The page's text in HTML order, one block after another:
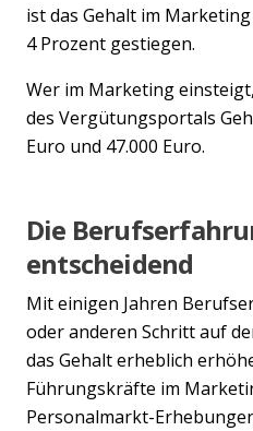
ist das Gehalt im
4 Prozent gestiegen.
Wer im Marketing
des Vergütungsportals
Euro und 47.000 Euro.
Die
entscheidend
Mit einigen Jahren
oder anderen Schritt auf
das Gehalt erheblich
Führungskräfte im
Personalmarkt-